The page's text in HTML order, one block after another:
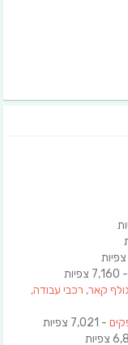
- 7,160 צפיות
קאר, רכבי עבודה,
- 7,021 צפיות